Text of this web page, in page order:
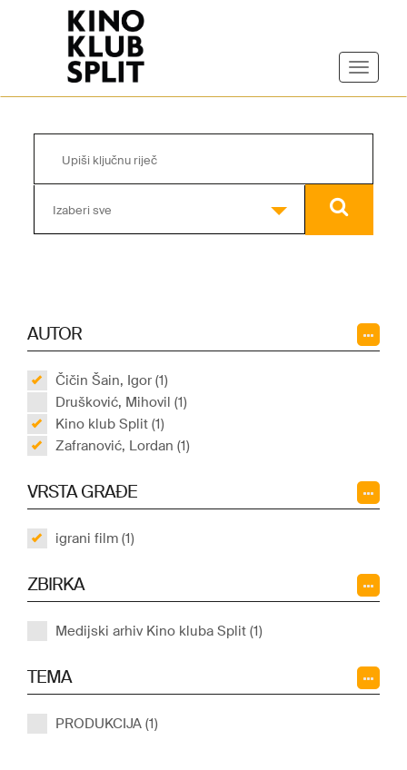
Izaberi sve
AUTOR
Čičin Šain, Igor (1)
Drušković, Mihovil (1)
Kino klub Split (1)
Zafranović, Lordan (1)
VRSTA GRAĐE
igrani film (1)
ZBIRKA
Medijski arhiv Kino kluba Split (1)
TEMA
PRODUKCIJA (1)